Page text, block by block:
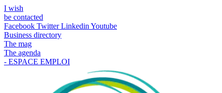
I wish
be contacted
Facebook Twitter Linkedin Youtube
Business directory
The mag
The agenda
- ESPACE EMPLOI